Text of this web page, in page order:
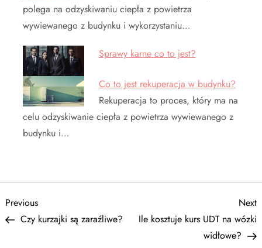
polega na odzyskiwaniu ciepła z powietrza
wywiewanego z budynku i wykorzystaniu…
Sprawy karne co to jest?
Co to jest rekuperacja w budynku?
Rekuperacja to proces, który ma na
celu odzyskiwanie ciepła z powietrza wywiewanego z
budynku i…
N
Previous
Post
Previous
Czy kurzajki są zaraźliwe?
Next
Ile kosztuje kurs UDT na wózki
widłowe?